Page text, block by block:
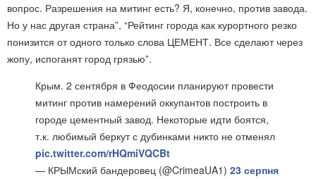
вопрос. Разрешения на митинг есть? Я, конечно, против завода.
Но у нас другая страна”, “Рейтинг города как курортного резко
понизится от одного только слова ЦЕМЕНТ. Все сделают через
жопу, испоганят город грязью”.
Крым. 2 сентября в Феодосии планируют провести
митинг против намерений оккупантов построить в
городе цементный завод. Некоторые идти боятся,
т.к. любимый беркут с дубинками никто не отменял
pic.twitter.com/rHQmiVQCBt
— КРЫМский бандеровец (@CrimeaUA1) 23 серпня